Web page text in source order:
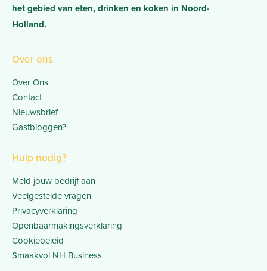
het gebied van eten, drinken en koken in Noord-
Holland.
Over ons
Over Ons
Contact
Nieuwsbrief
Gastbloggen?
Hulp nodig?
Meld jouw bedrijf aan
Veelgestelde vragen
Privacyverklaring
Openbaarmakingsverklaring
Cookiebeleid
Smaakvol NH Business